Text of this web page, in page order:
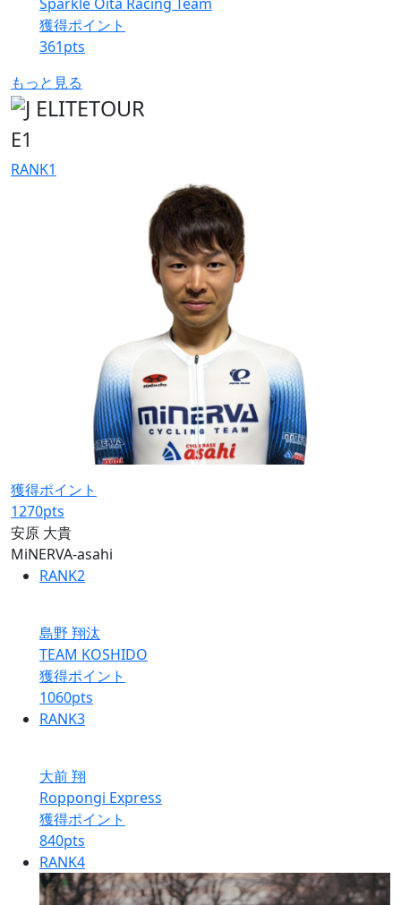
獲得ポイント
361pts
もっと見る
E1
RANK1
獲得ポイント
1270pts
安原 大貴
MiNERVA-asahi
RANK2
島野 翔汰
TEAM KOSHIDO
獲得ポイント
1060pts
RANK3
大前 翔
Roppongi Express
獲得ポイント
840pts
RANK4